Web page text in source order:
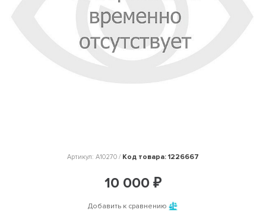
Артикул: A10270 / Код товара: 1226667
10 000 ₽
Добавить к сравнению